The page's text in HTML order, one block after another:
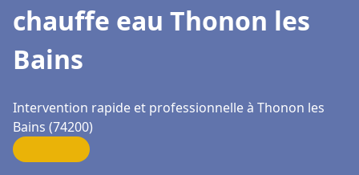
chauffe eau Thonon les
Bains
Intervention rapide et professionnelle à Thonon les
Bains (74200)